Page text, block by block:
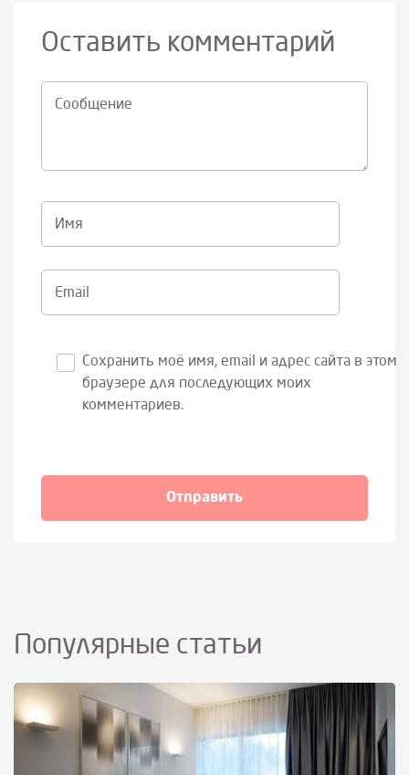
Оставить комментарий
Cообщение
Имя
Email
Сохранить моё имя, email и адрес сайта в этом
браузере для последующих моих
комментариев.
Популярные статьи